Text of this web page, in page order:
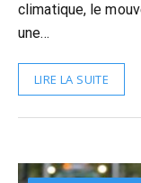
climatique, le
une…
LIRE LA SUITE